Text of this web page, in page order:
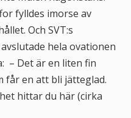
fylldes imorse av
Och SVT:s
hela ovationen
– Det är en liten fin
får en att bli jätteglad.
hittar du här (cirka